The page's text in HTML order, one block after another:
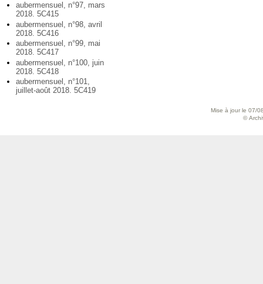
aubermensuel, n°97, mars
2018. 5C415
aubermensuel, n°98, avril
2018. 5C416
aubermensuel, n°99, mai
2018. 5C417
aubermensuel, n°100, juin
2018. 5C418
aubermensuel, n°101,
juillet-août 2018. 5C419
Mise à jour le 07/
©